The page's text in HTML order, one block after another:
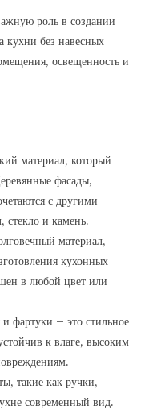
роль в создании
кухни без навесных
освещенность и
материал, который
фасады,
с другими
стекло и камень.
материал,
кухонных
в любой цвет или
фартуки – это стильное
к влаге, высоким
такие как ручки,
современный вид.